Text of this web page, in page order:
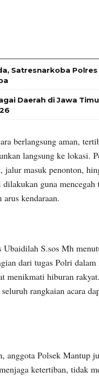
Satresnarkoba
Daerah di Jawa
berlangsung aman,
langsung ke lokasi.
jalur masuk penonton,
guna mencegah
kendaraan.
S.sos Mh
dari tugas Polri
menikmati hiburan
rangkaian acara
anggota Polsek Mantup
ketertiban, tidak